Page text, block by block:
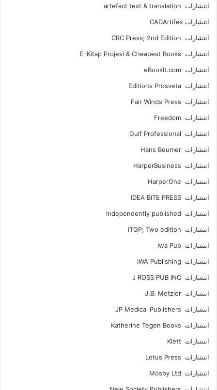
انتشارات artefact text & translation
انتشارات ‎ CADArtifex
انتشارات CRC Press; 2nd Edition
انتشارات E-Kitap Projesi & Cheapest Books
انتشارات eBookIt.com
انتشارات Editions Prosveta
انتشارات Fair Winds Press
انتشارات Freedom
انتشارات Gulf Professional
انتشارات Hans Beumer
انتشارات HarperBusiness
انتشارات HarperOne
انتشارات IDEA BITE PRESS
انتشارات Independently published
انتشارات ITGP; Two edition
انتشارات Iwa Pub
انتشارات IWA Publishing
انتشارات J ROSS PUB INC
انتشارات J.B. Metzler
انتشارات JP Medical Publishers
انتشارات Katherine Tegen Books
انتشارات Klett
انتشارات Lotus Press
انتشارات Mosby Ltd